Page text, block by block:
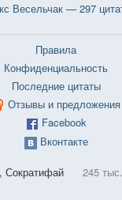
Весельчак — 297
Правила
Конфиденциальность
Последние цитаты
Отзывы и предложения
Facebook
Вконтакте
Сократифай 245